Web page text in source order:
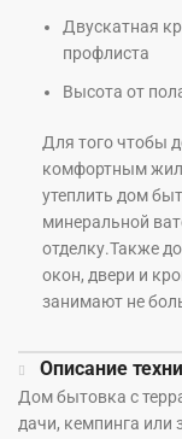
Двускатная
профлиста
Высота от
Для того чтобы
комфортным
утеплить дом
минеральной
отделку.Также
окон, двери и
занимают не
Описание
Дом бытовка с
дачи, кемпинга или